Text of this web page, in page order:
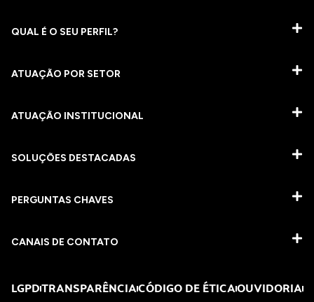
QUAL É O SEU PERFIL?
ATUAÇÃO POR SETOR
ATUAÇÃO INSTITUCIONAL
SOLUÇÕES DESTACADAS
PERGUNTAS CHAVES​
CANAIS DE CONTATO
LGPDTRANSPARÊNCIACÓDIGO DE ÉTICAOUVIDORIA